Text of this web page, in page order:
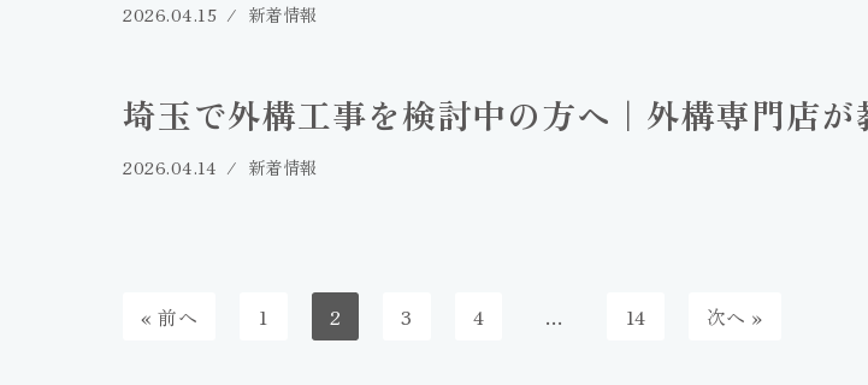
2026.04.15 新着情報
埼玉で外構工事を検討中の方へ｜外構専門店
2026.04.14 新着情報
« 前へ 1 2 3 4 … 14 次へ »